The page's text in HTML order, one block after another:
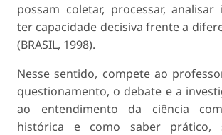
possam coletar, processar,
ter capacidade decisiva frente a
(BRASIL, 1998).
Nesse sentido, compete ao
questionamento, o debate e a
ao entendimento da ciência
histórica e como saber prático,